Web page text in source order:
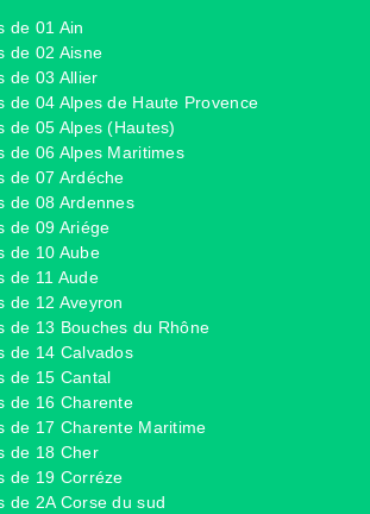
de 01 Ain
de 02 Aisne
de 03 Allier
de 04 Alpes de Haute Provence
de 05 Alpes (Hautes)
de 06 Alpes Maritimes
de 07 Ardéche
de 08 Ardennes
de 09 Ariége
de 10 Aube
de 11 Aude
de 12 Aveyron
de 13 Bouches du Rhône
de 14 Calvados
de 15 Cantal
de 16 Charente
de 17 Charente Maritime
de 18 Cher
de 19 Corréze
de 2A Corse du sud